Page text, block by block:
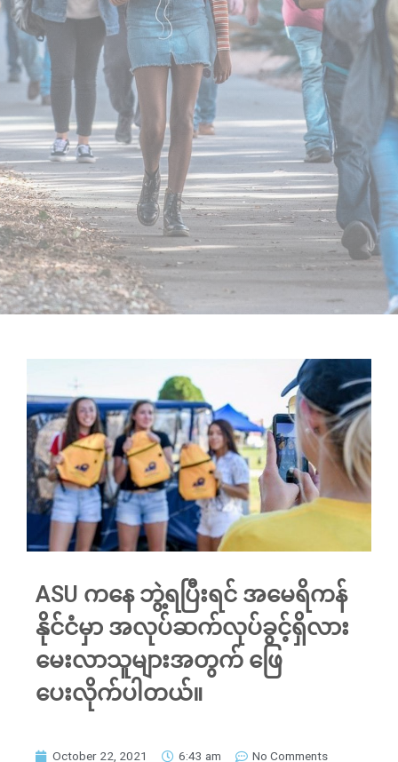
ASU ကနေ ဘွဲ့ရပြီးရင် အမေရိကန်
နိုင်ငံမှာ အလုပ်ဆက်လုပ်ခွင့်ရှိလား
မေးလာသူများအတွက် ဖြေ
ပေးလိုက်ပါတယ်။
October 22, 2021 6:43 am No Comments